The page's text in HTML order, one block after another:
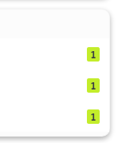
1
1
1